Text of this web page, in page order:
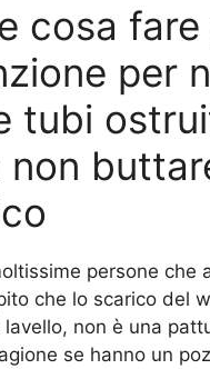
cosa fare
per
tubi
non
persone che
che lo scarico del
lavello, non è una
se hanno un